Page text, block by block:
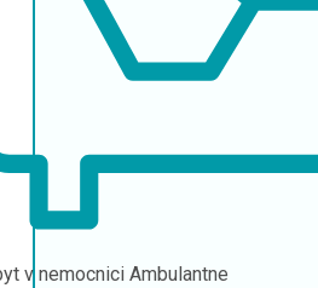
v nemocnici Ambulantne